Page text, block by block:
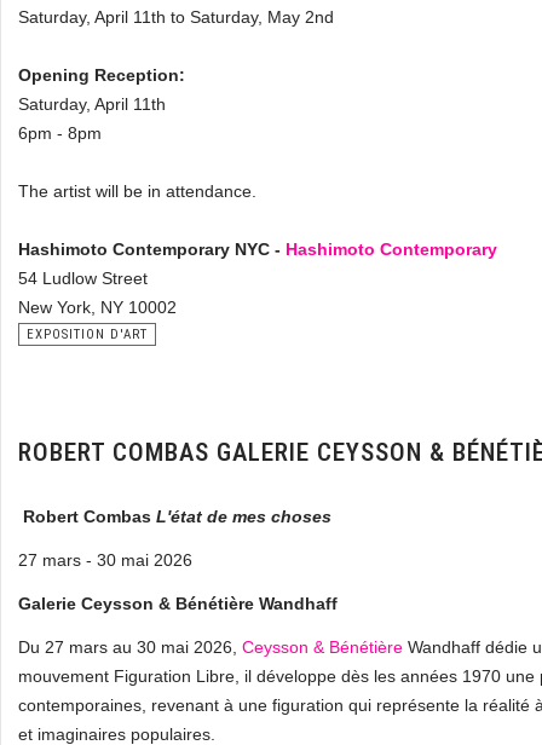
Saturday, April 11th to Saturday, May 2nd
Opening Reception:
Saturday, April 11th
6pm - 8pm
The artist will be in attendance.
Hashimoto Contemporary NYC - Hashimoto Contemporary
54 Ludlow Street
New York, NY 10002
EXPOSITION D'ART
ROBERT COMBAS GALERIE CEYSSON &
Robert Combas L'état de mes choses
27 mars - 30 mai 2026
Galerie Ceysson & Bénétière Wandhaff
Du 27 mars au 30 mai 2026, Ceysson & Bénétière Wandhaff dédie
mouvement Figuration Libre, il développe dès les années 1970
contemporaines, revenant à une figuration qui représente la
et imaginaires populaires.